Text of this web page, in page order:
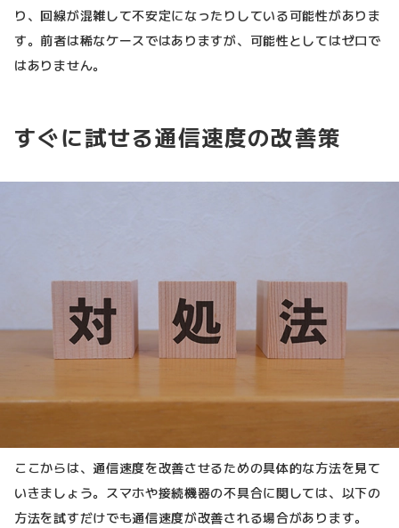
り、回線が混雑して不安定になったりしている可能性がありま
す。前者は稀なケースではありますが、可能性としてはゼロで
はありません。
すぐに試せる通信速度の改善策
ここからは、通信速度を改善させるための具体的な方法を見て
いきましょう。スマホや接続機器の不具合に関しては、以下の
方法を試すだけでも通信速度が改善される場合があります。